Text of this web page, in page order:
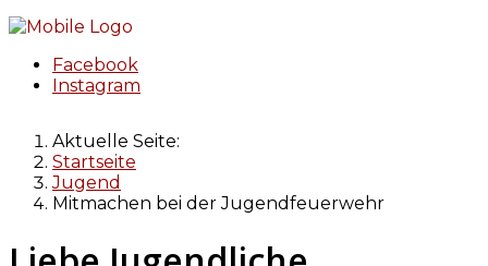
Facebook
Instagram
Aktuelle Seite:
Startseite
Jugend
Mitmachen bei der Jugendfeuerwehr